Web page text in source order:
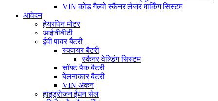
VIN कोड गैल्वो स्कैनर लेजर मार्किंग सिस्टम
आवेदन
हेयरपिन मोटर
आईजीबीटी
ईवी पावर बैटरी
स्क्वायर बैटरी
स्कैनर वेल्डिंग सिस्टम
सॉफ्ट पैक बैटरी
बेलनाकार बैटरी
VIN अंकन
हाइड्रोजन ईंधन सेल